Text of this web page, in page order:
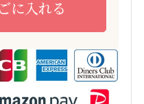
に入れる